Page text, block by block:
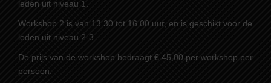
leden uit niveau 1.
Workshop 2 is van 13.30 tot 16.00 uur, en is geschikt voor de
leden uit niveau 2-3.
De prijs van de workshop bedraagt € 45,00 per workshop per
persoon.